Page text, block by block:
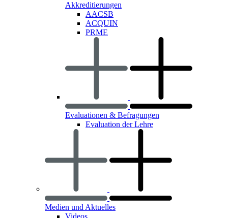
Akkreditierungen
AACSB
ACQUIN
PRME
Evaluationen & Befragungen
Evaluation der Lehre
Medien und Aktuelles
Videos